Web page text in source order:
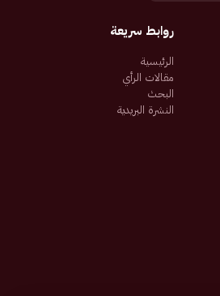
روابط سريعة
الرئيسية
مقالات الرأي
البحث
النشرة البريدية